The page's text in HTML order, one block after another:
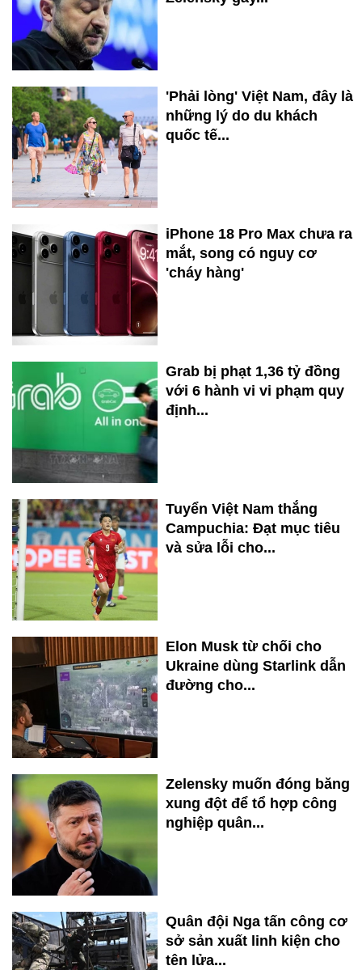
'Phải lòng' Việt Nam, đây là
những lý do du khách
quốc tế...
iPhone 18 Pro Max chưa ra
mắt, song có nguy cơ
'cháy hàng'
Grab bị phạt 1,36 tỷ đồng
với 6 hành vi vi phạm quy
định...
Tuyển Việt Nam thắng
Campuchia: Đạt mục tiêu
và sửa lỗi cho...
Elon Musk từ chối cho
Ukraine dùng Starlink dẫn
đường cho...
Zelensky muốn đóng băng
xung đột để tổ hợp công
nghiệp quân...
Quân đội Nga tấn công cơ
sở sản xuất linh kiện cho
tên lửa...